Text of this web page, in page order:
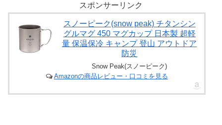
スポンサーリンク
スノーピーク(snow peak) チタンシン
グルマグ 450 マグカップ 日本製 超軽
量 保温保冷 キャンプ 登山 アウトドア
防災
Snow Peak(スノーピーク)
Amazonの商品レビュー・口コミを見る